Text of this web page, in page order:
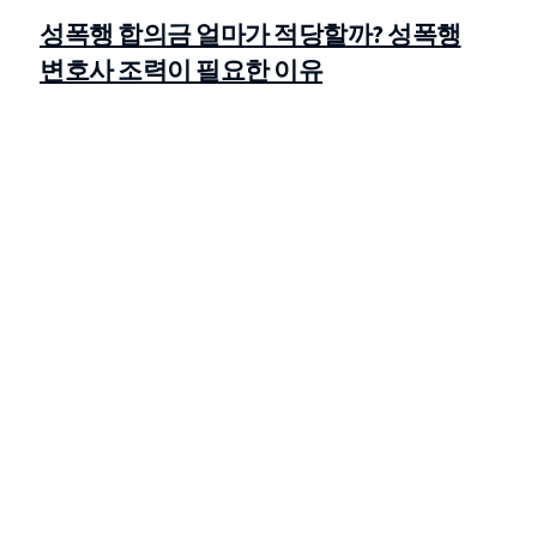
성폭행 합의금 얼마가 적당할까? 성폭행
변호사 조력이 필요한 이유